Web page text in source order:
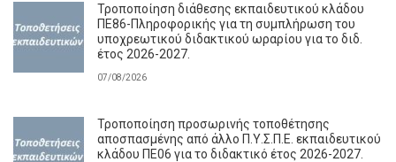
Τροποποίηση διάθεσης εκπαιδευτικού κλάδου
ΠΕ86-Πληροφορικής για τη συμπλήρωση του
υποχρεωτικού διδακτικού ωραρίου για το διδ.
έτος 2026-2027.
07/08/2026
Τροποποίηση προσωρινής τοποθέτησης
αποσπασμένης από άλλο Π.Υ.Σ.Π.Ε. εκπαιδευτικού
κλάδου ΠΕ06 για το διδακτικό έτος 2026-2027.